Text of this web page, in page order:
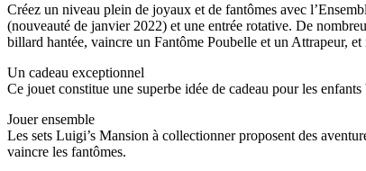
Créez un niveau plein de joyaux et de fantômes avec
(nouveauté de janvier 2022) et une entrée rotative. De
billard hantée, vaincre un Fantôme Poubelle et un Attrapeur,
Un cadeau exceptionnel
Ce jouet constitue une superbe idée de cadeau pour les
Jouer ensemble
Les sets Luigi’s Mansion à collectionner proposent des
vaincre les fantômes.